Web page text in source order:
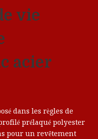
vie
acier
dans les règles de
prélaqué polyester
pour un revêtement